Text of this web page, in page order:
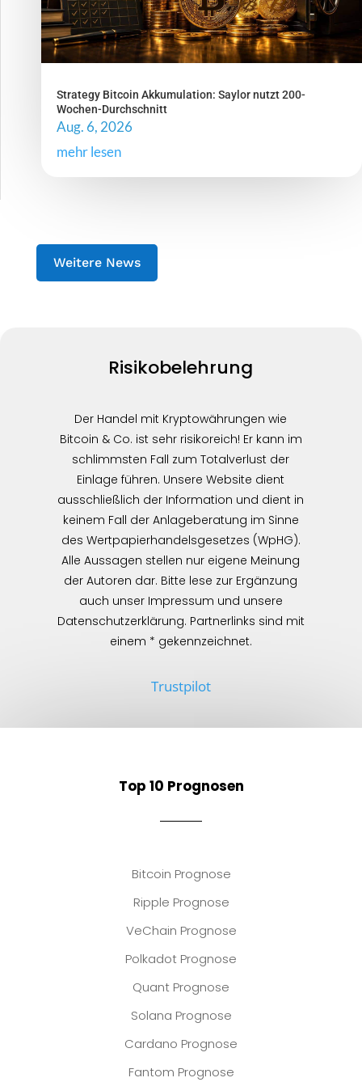
Strategy Bitcoin Akkumulation: Saylor nutzt 200-
Wochen-Durchschnitt
Aug. 6, 2026
mehr lesen
Weitere News
Risikobelehrung
Der Handel mit Kryptowährungen wie
Bitcoin & Co. ist sehr risikoreich! Er kann im
schlimmsten Fall zum Totalverlust der
Einlage führen. Unsere Website dient
ausschließlich der Information und dient in
keinem Fall der Anlageberatung im Sinne
des Wertpapierhandelsgesetzes (WpHG).
Alle Aussagen stellen nur eigene Meinung
der Autoren dar. Bitte lese zur Ergänzung
auch unser Impressum und unsere
Datenschutzerklärung. Partnerlinks sind mit
einem * gekennzeichnet.
Trustpilot
Top 10 Prognosen
Bitcoin Prognose
Ripple Prognose
VeChain Prognose
Polkadot Prognose
Quant Prognose
Solana Prognose
Cardano Prognose
Fantom Prognose